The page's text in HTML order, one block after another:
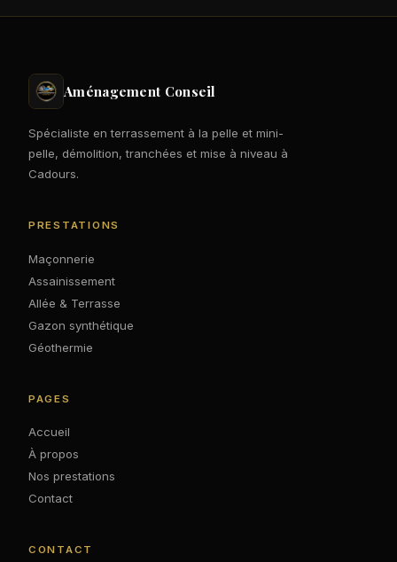
Aménagement Conseil
Spécialiste en terrassement à la pelle et mini-
pelle, démolition, tranchées et mise à niveau à
Cadours.
PRESTATIONS
Maçonnerie
Assainissement
Allée & Terrasse
Gazon synthétique
Géothermie
PAGES
Accueil
À propos
Nos prestations
Contact
CONTACT